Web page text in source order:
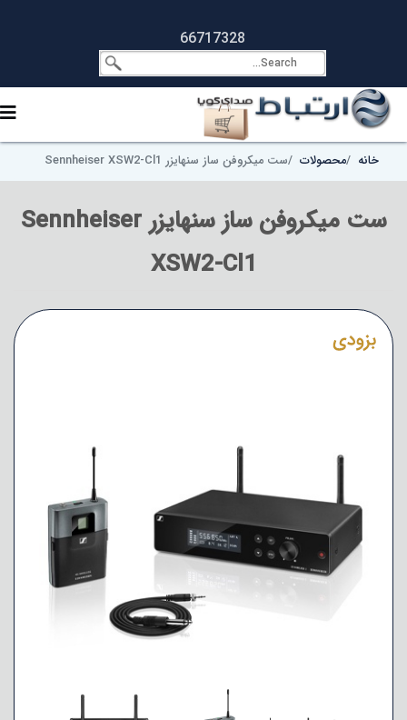
66717328
خانه محصولات ست میکروفن ساز سنهایزر Sennheiser XSW2-Cl1
ست میکروفن ساز سنهایزر Sennheiser
XSW2-Cl1